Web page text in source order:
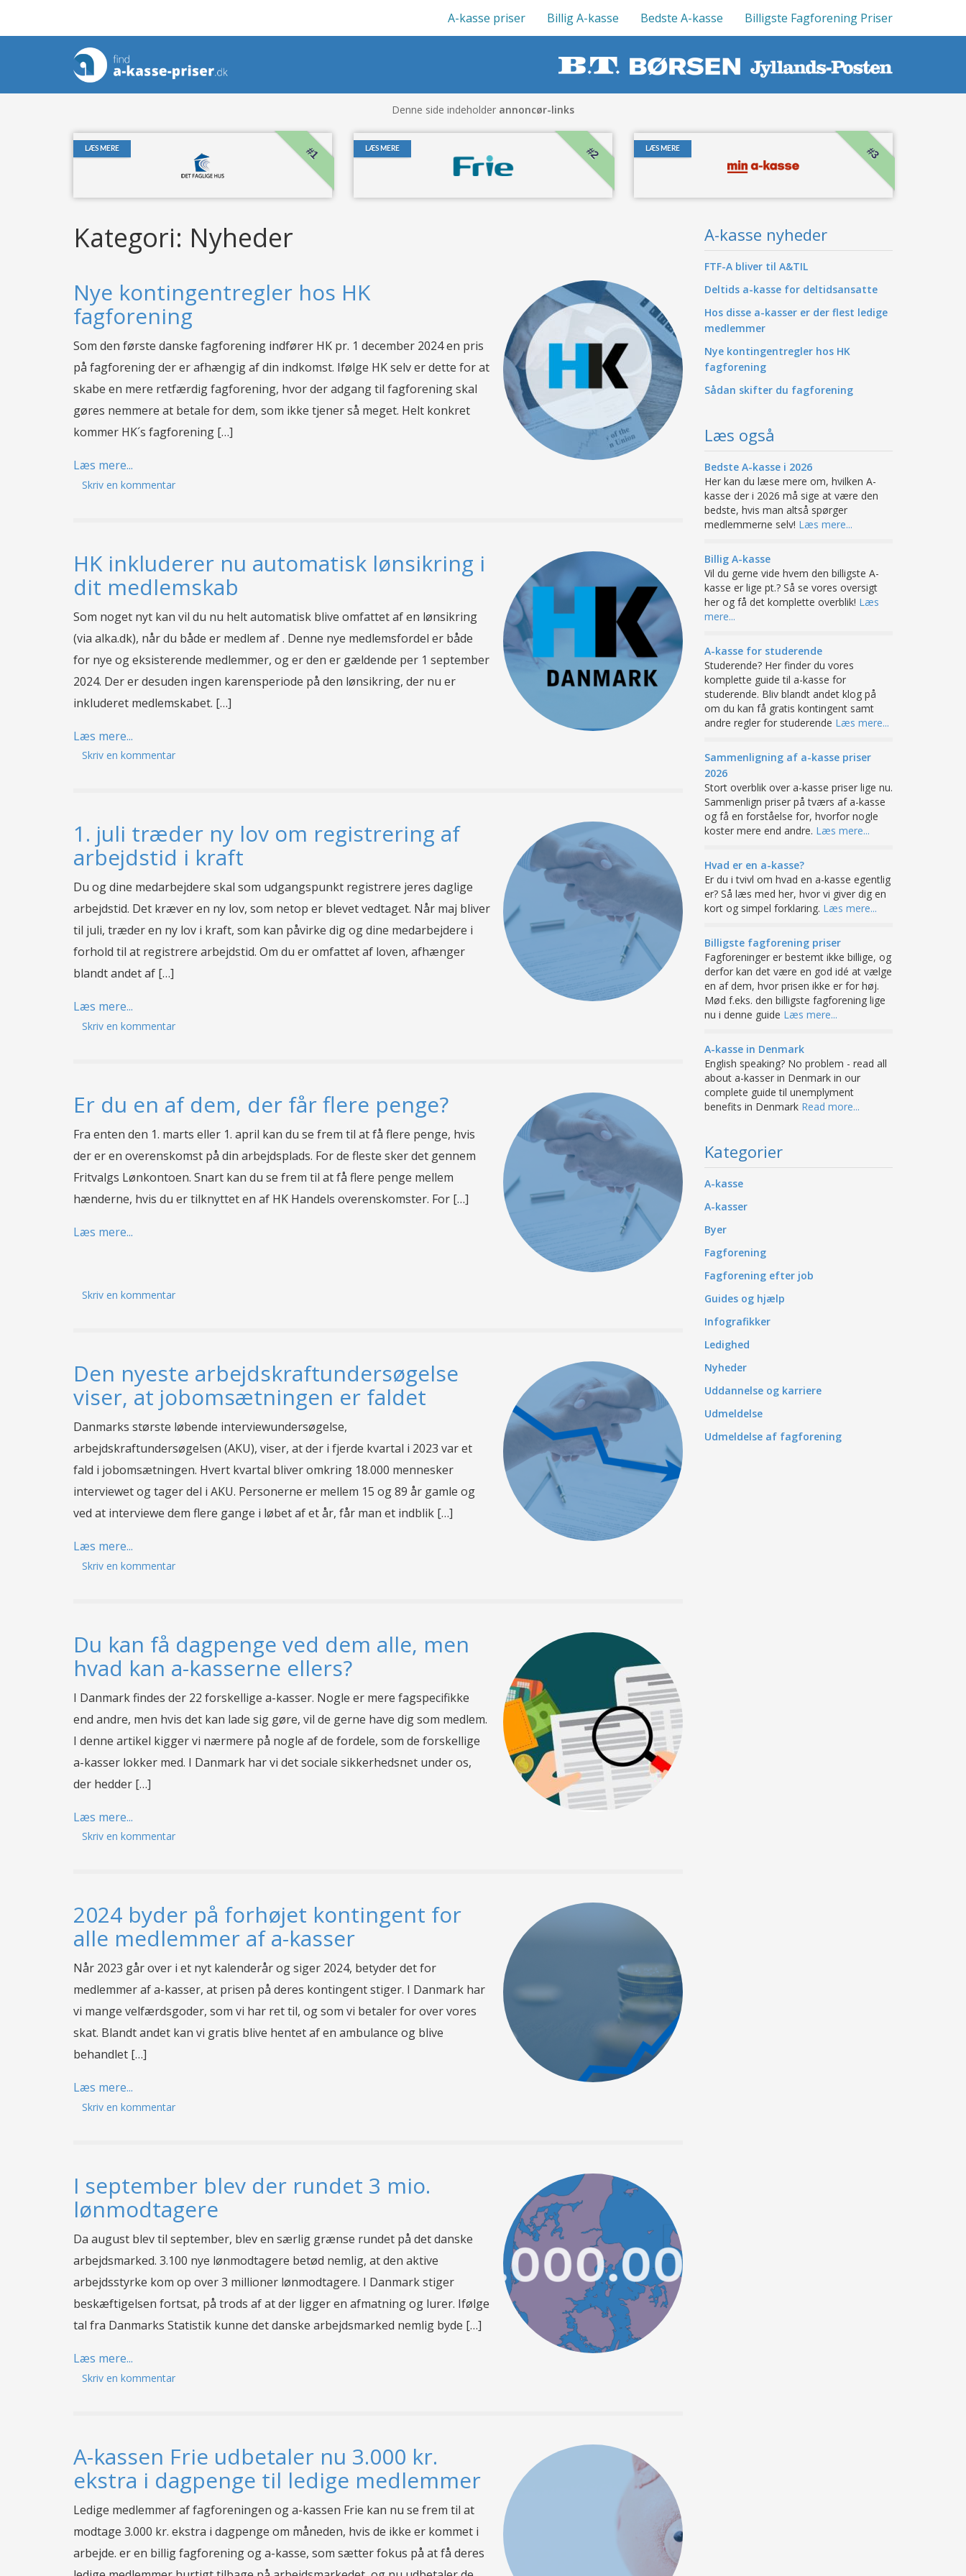
A-kasse priser Billig A-kasse Bedste A-kasse Billigste Fagforening Priser
Denne side indeholder annoncør-links
LÆS MERE #1 LÆS MERE #2 LÆS MERE #3
Kategori: Nyheder
Nye kontingentregler hos HK
fagforening
Som den første danske fagforening indfører HK pr. 1 december 2024 en pris
på fagforening der er afhængig af din indkomst. Ifølge HK selv er dette for at
skabe en mere retfærdig fagforening, hvor der adgang til fagforening skal
gøres nemmere at betale for dem, som ikke tjener så meget. Helt konkret
kommer HK´s fagforening […]
Læs mere...
Skriv en kommentar
HK inkluderer nu automatisk lønsikring i
dit medlemskab
Som noget nyt kan vil du nu helt automatisk blive omfattet af en lønsikring
(via alka.dk), når du både er medlem af . Denne nye medlemsfordel er både
for nye og eksisterende medlemmer, og er den er gældende per 1 september
2024. Der er desuden ingen karensperiode på den lønsikring, der nu er
inkluderet medlemskabet. […]
Læs mere...
Skriv en kommentar
1. juli træder ny lov om registrering af
arbejdstid i kraft
Du og dine medarbejdere skal som udgangspunkt registrere jeres daglige
arbejdstid. Det kræver en ny lov, som netop er blevet vedtaget. Når maj bliver
til juli, træder en ny lov i kraft, som kan påvirke dig og dine medarbejdere i
forhold til at registrere arbejdstid. Om du er omfattet af loven, afhænger
blandt andet af […]
Læs mere...
Skriv en kommentar
Er du en af dem, der får flere penge?
Fra enten den 1. marts eller 1. april kan du se frem til at få flere penge, hvis
der er en overenskomst på din arbejdsplads. For de fleste sker det gennem
Fritvalgs Lønkontoen. Snart kan du se frem til at få flere penge mellem
hænderne, hvis du er tilknyttet en af HK Handels overenskomster. For […]
Læs mere...
Skriv en kommentar
Den nyeste arbejdskraftundersøgelse
viser, at jobomsætningen er faldet
Danmarks største løbende interviewundersøgelse,
arbejdskraftundersøgelsen (AKU), viser, at der i fjerde kvartal i 2023 var et
fald i jobomsætningen. Hvert kvartal bliver omkring 18.000 mennesker
interviewet og tager del i AKU. Personerne er mellem 15 og 89 år gamle og
ved at interviewe dem flere gange i løbet af et år, får man et indblik […]
Læs mere...
Skriv en kommentar
Du kan få dagpenge ved dem alle, men
hvad kan a-kasserne ellers?
I Danmark findes der 22 forskellige a-kasser. Nogle er mere fagspecifikke
end andre, men hvis det kan lade sig gøre, vil de gerne have dig som medlem.
I denne artikel kigger vi nærmere på nogle af de fordele, som de forskellige
a-kasser lokker med. I Danmark har vi det sociale sikkerhedsnet under os,
der hedder […]
Læs mere...
Skriv en kommentar
2024 byder på forhøjet kontingent for
alle medlemmer af a-kasser
Når 2023 går over i et nyt kalenderår og siger 2024, betyder det for
medlemmer af a-kasser, at prisen på deres kontingent stiger. I Danmark har
vi mange velfærdsgoder, som vi har ret til, og som vi betaler for over vores
skat. Blandt andet kan vi gratis blive hentet af en ambulance og blive
behandlet […]
Læs mere...
Skriv en kommentar
I september blev der rundet 3 mio.
lønmodtagere
Da august blev til september, blev en særlig grænse rundet på det danske
arbejdsmarked. 3.100 nye lønmodtagere betød nemlig, at den aktive
arbejdsstyrke kom op over 3 millioner lønmodtagere. I Danmark stiger
beskæftigelsen fortsat, på trods af at der ligger en afmatning og lurer. Ifølge
tal fra Danmarks Statistik kunne det danske arbejdsmarked nemlig byde […]
Læs mere...
Skriv en kommentar
A-kassen Frie udbetaler nu 3.000 kr.
ekstra i dagpenge til ledige medlemmer
Ledige medlemmer af fagforeningen og a-kassen Frie kan nu se frem til at
modtage 3.000 kr. ekstra i dagpenge om måneden, hvis de ikke er kommet i
arbejde. er en billig fagforening og a-kasse, som sætter fokus på at få deres
A-kasse nyheder
FTF-A bliver til A&TIL
Deltids a-kasse for deltidsansatte
Hos disse a-kasser er der flest ledige
medlemmer
Nye kontingentregler hos HK
fagforening
Sådan skifter du fagforening
Læs også
Bedste A-kasse i 2026
Her kan du læse mere om, hvilken A-
kasse der i 2026 må sige at være den
bedste, hvis man altså spørger
medlemmerne selv! Læs mere...
Billig A-kasse
Vil du gerne vide hvem den billigste A-
kasse er lige pt.? Så se vores oversigt
her og få det komplette overblik! Læs
mere...
A-kasse for studerende
Studerende? Her finder du vores
komplette guide til a-kasse for
studerende. Bliv blandt andet klog på
om du kan få gratis kontingent samt
andre regler for studerende Læs mere...
Sammenligning af a-kasse priser
2026
Stort overblik over a-kasse priser lige nu.
Sammenlign priser på tværs af a-kasse
og få en forståelse for, hvorfor nogle
koster mere end andre. Læs mere...
Hvad er en a-kasse?
Er du i tvivl om hvad en a-kasse egentlig
er? Så læs med her, hvor vi giver dig en
kort og simpel forklaring. Læs mere...
Billigste fagforening priser
Fagforeninger er bestemt ikke billige, og
derfor kan det være en god idé at vælge
en af dem, hvor prisen ikke er for høj.
Mød f.eks. den billigste fagforening lige
nu i denne guide Læs mere...
A-kasse in Denmark
English speaking? No problem - read all
about a-kasser in Denmark in our
complete guide til unemplyment
benefits in Denmark Read more...
Kategorier
A-kasse
A-kasser
Byer
Fagforening
Fagforening efter job
Guides og hjælp
Infografikker
Ledighed
Nyheder
Uddannelse og karriere
Udmeldelse
Udmeldelse af fagforening